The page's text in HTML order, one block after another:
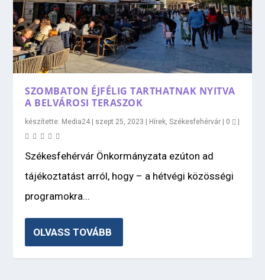
SZOMBATON ÉJFÉLIG TARTHATNAK NYITVA
A BELVÁROSI TERASZOK
készítette: Media24 | szept 25, 2023 | Hírek ,Székesfehérvár | 0 |
Székesfehérvár Önkormányzata ezúton ad
tájékoztatást arról, hogy – a hétvégi közösségi
programokra...
OLVASS TOVÁBB